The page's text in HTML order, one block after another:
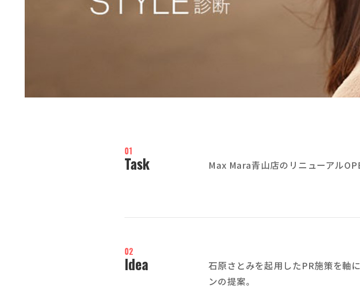
01
Task Max Mara青山店のリニューアル
02
Idea
石原さとみを起用したPR施策を軸
ンの提案。